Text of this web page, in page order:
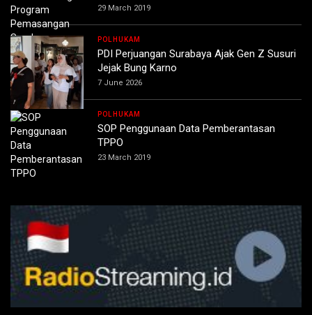
29 March 2019
POLHUKAM
PDI Perjuangan Surabaya Ajak Gen Z Susuri
Jejak Bung Karno
7 June 2026
POLHUKAM
SOP Penggunaan Data Pemberantasan
TPPO
23 March 2019